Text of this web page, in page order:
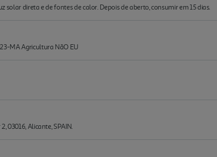
solar direta e de fontes de calor. Depois de aberto, consumir em 15 dias.
MA Agricultura NãO EU
03016, Alicante, SPAIN.